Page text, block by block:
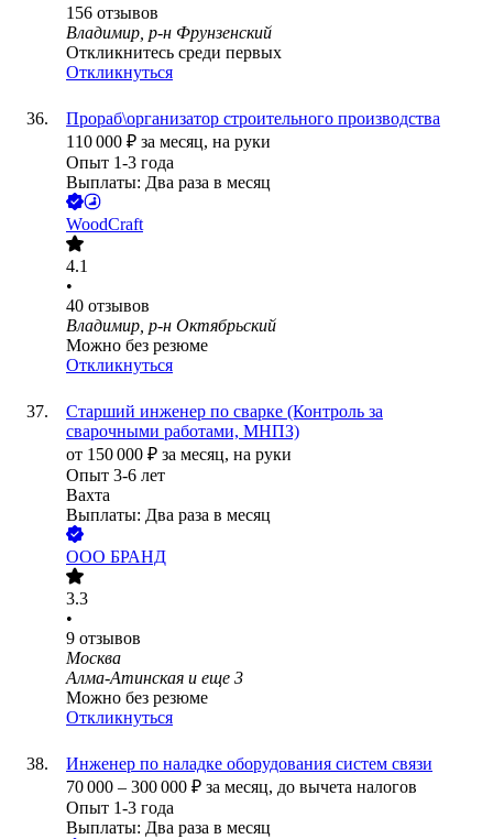
156 отзывов
Владимир, р-н Фрунзенский
Откликнитесь среди первых
Откликнуться
Прораб\организатор строительного производства
110 000 ₽ за месяц, на руки
Опыт 1-3 года
Выплаты: Два раза в месяц
WoodCraft
4.1
•
40 отзывов
Владимир, р-н Октябрьский
Можно без резюме
Откликнуться
Старший инженер по сварке (Контроль за
сварочными работами, МНПЗ)
от 150 000 ₽ за месяц, на руки
Опыт 3-6 лет
Вахта
Выплаты: Два раза в месяц
ООО БРАНД
3.3
•
9 отзывов
Москва
Алма-Атинская и еще 3
Можно без резюме
Откликнуться
Инженер по наладке оборудования систем связи
70 000 – 300 000 ₽ за месяц, до вычета налогов
Опыт 1-3 года
Выплаты: Два раза в месяц